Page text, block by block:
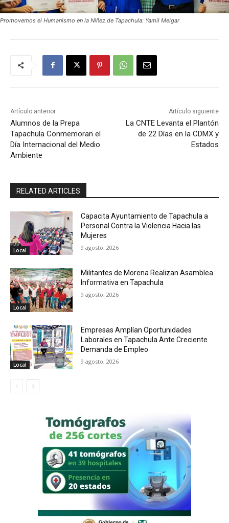
Promovemos el Humanismo en la Niñez de Tapachula: Yamil Melgar
Artículo anterior
Alumnos de la Prepa
Tapachula Conmemoran el
Día Internacional del Medio
Ambiente
Artículo siguiente
La CNTE Levanta el Plantón
de 22 Días en la CDMX y
Estados
RELATED ARTICLES
Local
Capacita Ayuntamiento de Tapachula a
Personal Contra la Violencia Hacia las
Mujeres
9 agosto, 2026
Local
Militantes de Morena Realizan Asamblea
Informativa en Tapachula
9 agosto, 2026
Local
Empresas Amplían Oportunidades
Laborales en Tapachula Ante Creciente
Demanda de Empleo
9 agosto, 2026